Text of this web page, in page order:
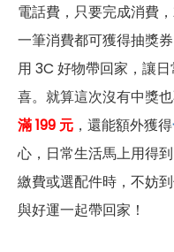
電話費，只要完成消費
一筆消費都可獲得抽獎
用 3C 好物帶回家，讓
喜。就算這次沒有中獎
滿 199 元 ，還能額外獲得
心，日常生活馬上用得
繳費或選配件時，不妨
與好運一起帶回家！